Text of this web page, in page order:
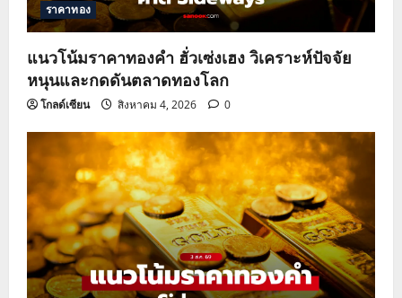
ราคาทอง
แนวโน้มราคาทองคำ ฮั่วเซ่งเฮง วิเคราะห์ปัจจัย
หนุนและกดดันตลาดทองโลก
โกลด์เซียน สิงหาคม 4, 2026 0